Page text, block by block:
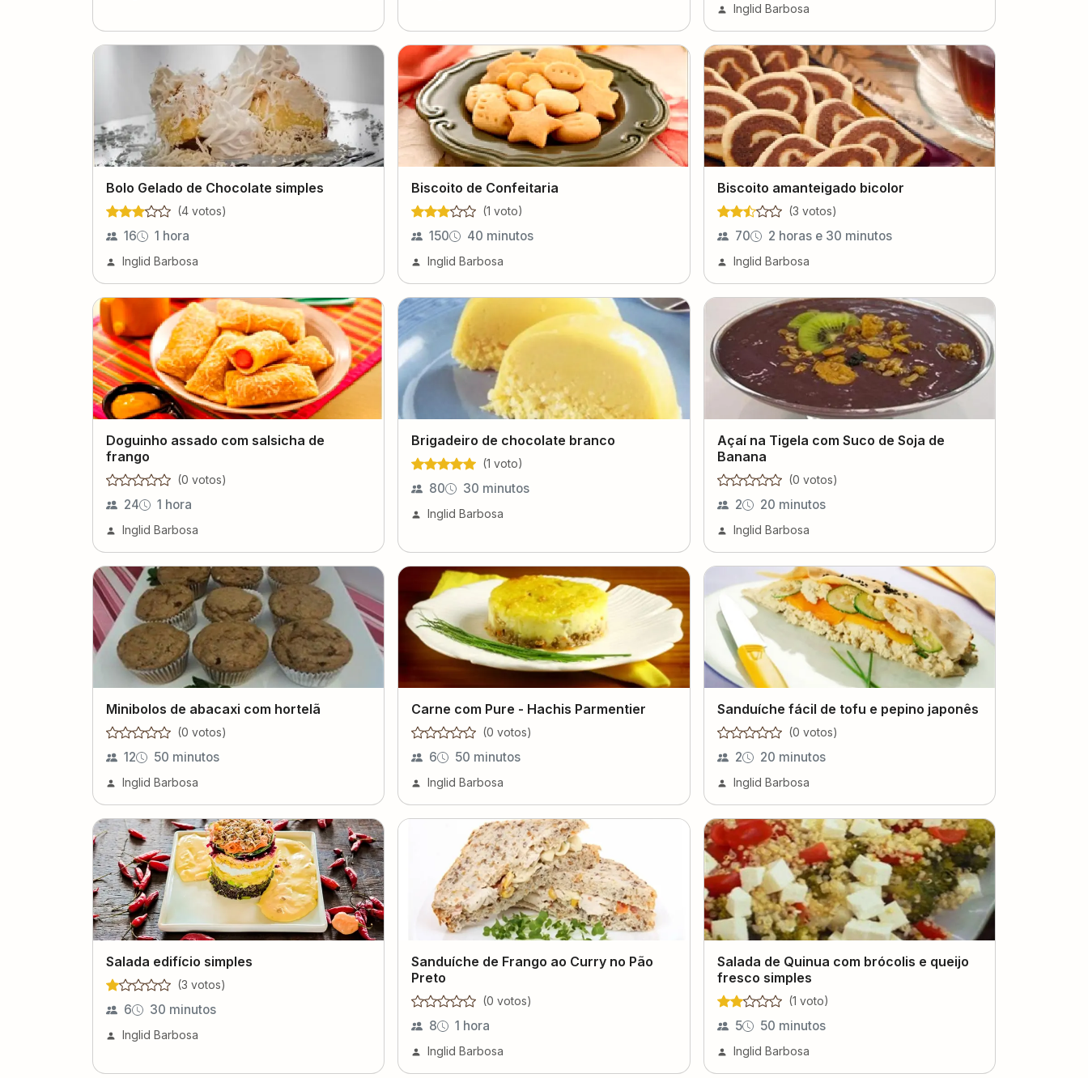
Inglid Barbosa
Bolo Gelado de Chocolate simples
(4 votos)
16 1 hora
Inglid Barbosa
Biscoito de Confeitaria
(1 voto)
150 40 minutos
Inglid Barbosa
Biscoito amanteigado bicolor
(3 votos)
70 2 horas e 30 minutos
Inglid Barbosa
Doguinho assado com salsicha de
frango
(0 votos)
24 1 hora
Inglid Barbosa
Brigadeiro de chocolate branco
(1 voto)
80 30 minutos
Inglid Barbosa
Açaí na Tigela com Suco de Soja de
Banana
(0 votos)
2 20 minutos
Inglid Barbosa
Minibolos de abacaxi com hortelã
(0 votos)
12 50 minutos
Inglid Barbosa
Carne com Pure - Hachis Parmentier
(0 votos)
6 50 minutos
Inglid Barbosa
Sanduíche fácil de tofu e pepino japonês
(0 votos)
2 20 minutos
Inglid Barbosa
Salada edifício simples
(3 votos)
6 30 minutos
Inglid Barbosa
Sanduíche de Frango ao Curry no Pão
Preto
(0 votos)
8 1 hora
Inglid Barbosa
Salada de Quinua com brócolis e queijo
fresco simples
(1 voto)
5 50 minutos
Inglid Barbosa